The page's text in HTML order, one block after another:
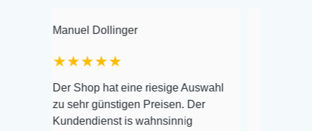
Dollinger
Shop hat eine riesige Auswahl
sehr günstigen Preisen. Der
is wahnsinnig
Auswahl plus
befinden der Fische